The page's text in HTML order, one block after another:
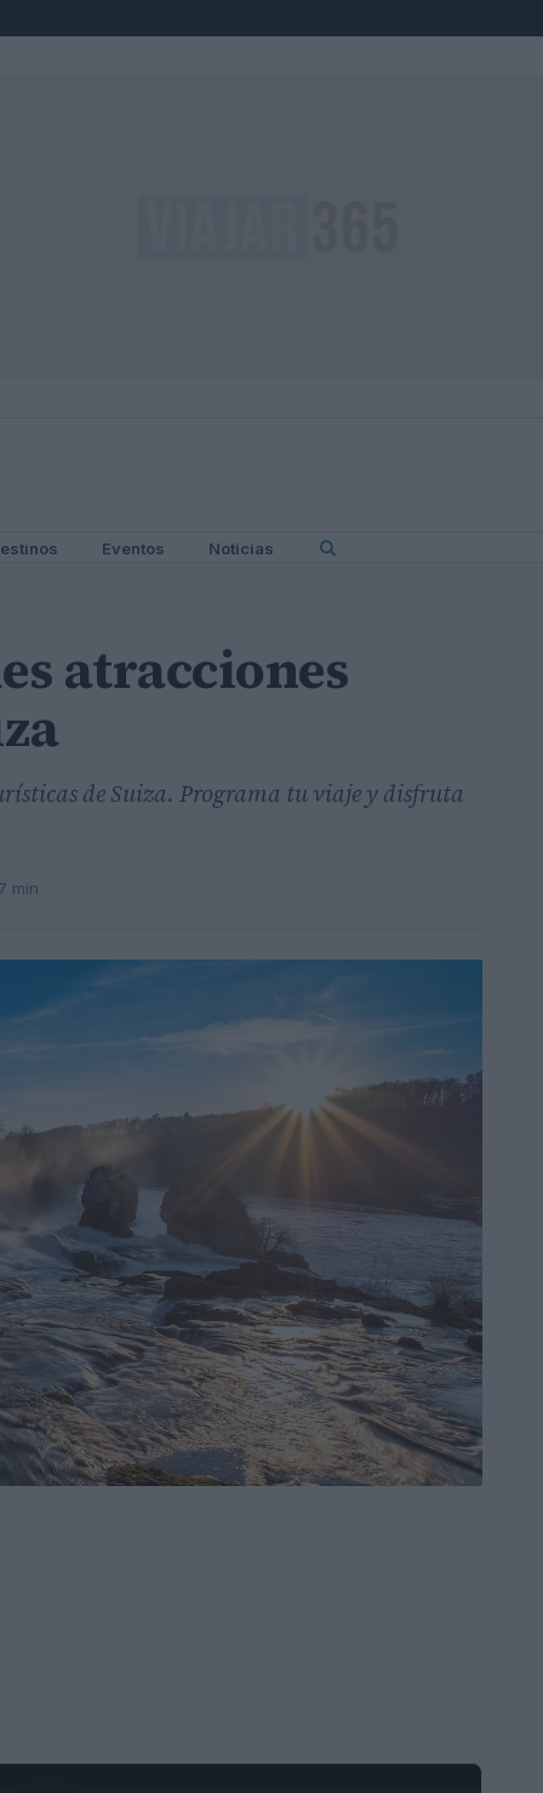
Eventos Noticias
atracciones
de Suiza. Programa tu viaje y disfruta
min